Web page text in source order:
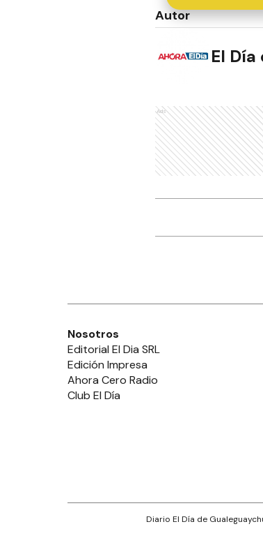
Autor
El
Ads
Nosotros
Editorial El Dia SRL
Edición Impresa
Ahora Cero Radio
Club El Día
Diario El Día de